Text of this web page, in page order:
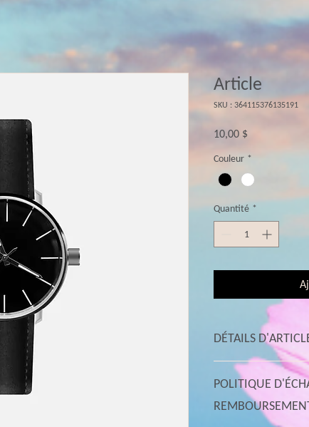
Article
SKU : 364115376135191
10,00 $
Couleur *
Quantité *
DÉTAILS
Détails d'article.
taille, matière et autres
idéal pour expliquer
POLITIQUE